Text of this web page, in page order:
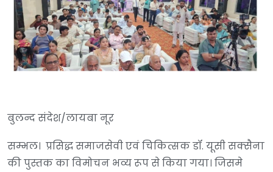
बुलन्द संदेश/लायबा नूर
सम्भल। प्रसिद्ध समाजसेवी एवं चिकित्सक डॉ. यूसी सक्सैना
की पुस्तक का विमोचन भव्य रूप से किया गया। जिसमे